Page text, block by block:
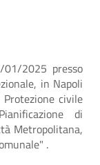
2025 presso
in Napoli
civile
di
Metropolitana,
.